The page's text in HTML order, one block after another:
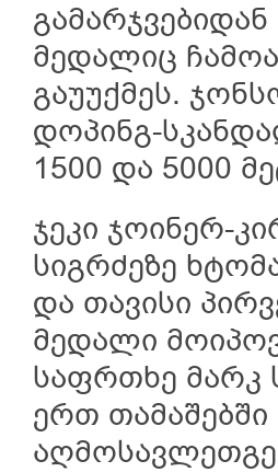
მედალიც
გაუუქმეს.
დოპინგ-
1500 და 5000
ჯეკი ჯოინერ-
სიგრძეზე
და თავისი
მედალი
საფრთხე მარკ
ერთ